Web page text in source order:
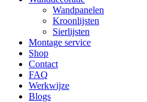
Wandpanelen
Kroonlijsten
Sierlijsten
Montage service
Shop
Contact
FAQ
Werkwijze
Blogs